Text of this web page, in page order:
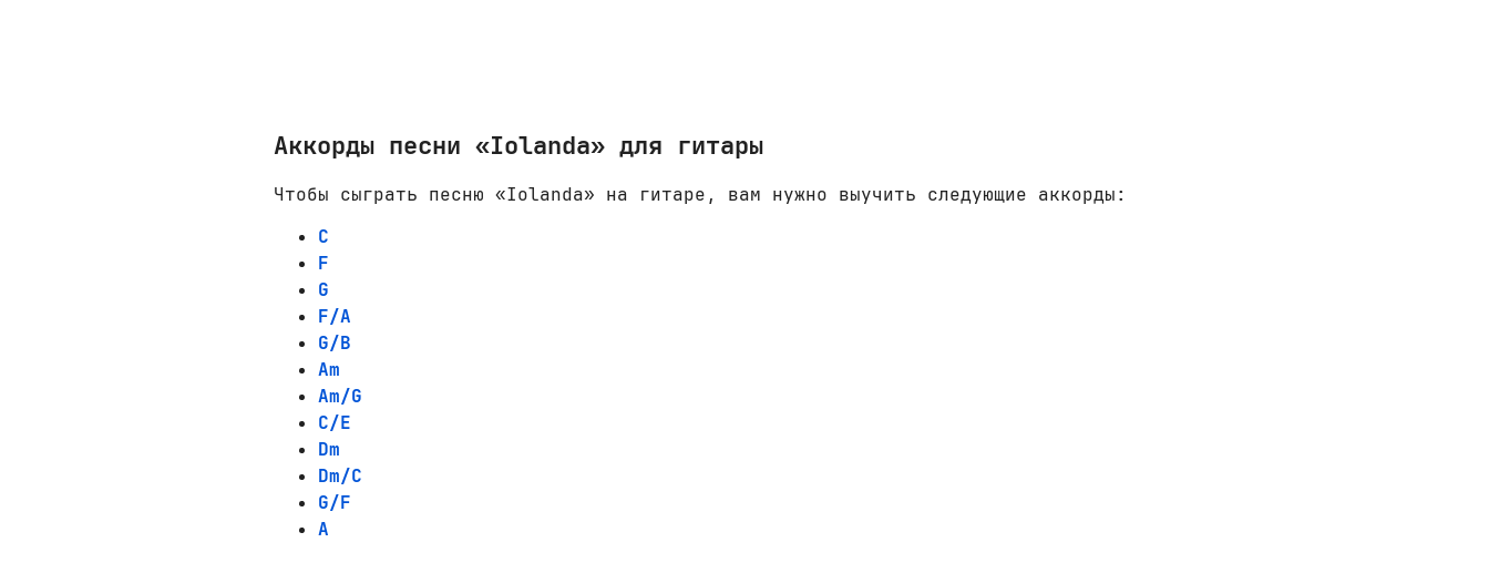
Аккорды песни «Iolanda» для гитары
Чтобы сыграть песню «Iolanda» на гитаре, вам нужно выучить следующие аккорды:
C
F
G
F/A
G/B
Am
Am/G
C/E
Dm
Dm/C
G/F
A